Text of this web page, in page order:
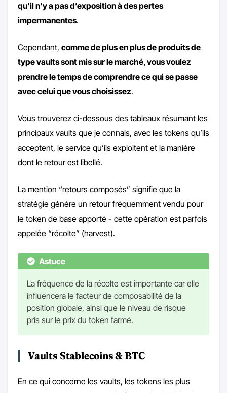
qu’il n’y a pas d’exposition à des pertes
impermanentes.
Cependant, comme de plus en plus de produits de
type vaults sont mis sur le marché, vous voulez
prendre le temps de comprendre ce qui se passe
avec celui que vous choisissez.
Vous trouverez ci-dessous des tableaux résumant les
principaux vaults que je connais, avec les tokens qu’ils
acceptent, le service qu’ils exploitent et la manière
dont le retour est libellé.
La mention “retours composés” signifie que la
stratégie génère un retour fréquemment vendu pour
le token de base apporté - cette opération est parfois
appelée “récolte” (harvest).
Astuce
La fréquence de la récolte est importante car elle
influencera le facteur de composabilité de la
position globale, ainsi que le niveau de risque
pris sur le prix du token farmé.
Vaults Stablecoins & BTC
En ce qui concerne les vaults, les tokens les plus